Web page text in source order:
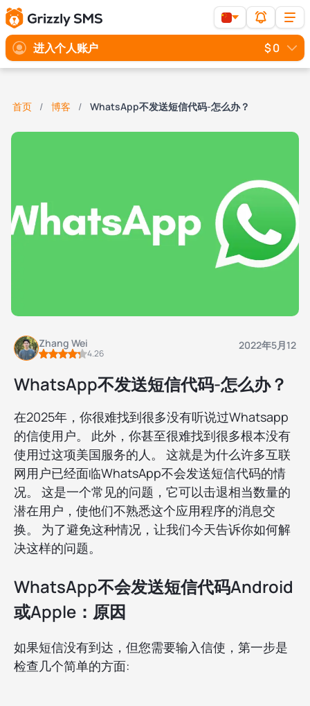
进入个人账户 $ 0
首页 博客 WhatsApp不发送短信代码-怎么办？
Zhang Wei
4.26
2022年5月12
WhatsApp不发送短信代码-怎么办？
在2025年，你很难找到很多没有听说过Whatsapp
的信使用户。 此外，你甚至很难找到很多根本没有
使用过这项美国服务的人。 这就是为什么许多互联
网用户已经面临WhatsApp不会发送短信代码的情
况。 这是一个常见的问题，它可以击退相当数量的
潜在用户，使他们不熟悉这个应用程序的消息交
换。 为了避免这种情况，让我们今天告诉你如何解
决这样的问题。
WhatsApp不会发送短信代码Android
或Apple：原因
如果短信没有到达，但您需要输入信使，第一步是
检查几个简单的方面: